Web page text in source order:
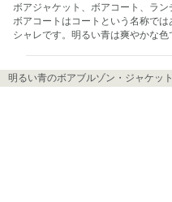
ボアジャケット、ボアコート、ラ
ボアコートはコートという名称で
シャレです。明るい青は爽やかな色
明るい青のボアブルゾン・ジャケッ